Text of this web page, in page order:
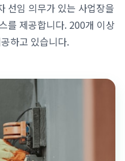
선임 의무가 있는 사업장을
를 제공합니다. 200개 이상
하고 있습니다.